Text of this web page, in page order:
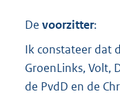
De voorzitter:
Ik constateer dat
GroenLinks, Volt,
de PvdD en de